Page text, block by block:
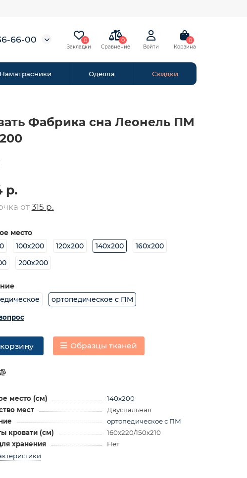
66-00 0 0 0
Наматрасники Одеяла Скидки
Фабрика сна Леонель ПМ
р.
от 315 р.
место
100х200 120х200 140х200
160х200
200х200
ортопедическое с ПМ
Образцы тканей
место (см)
140х200
мест
Двуспальная
ортопедическое с ПМ
кровати (см)
160х220/150х210
хранения
Нет